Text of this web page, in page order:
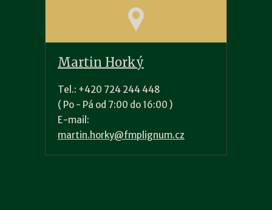
Martin Horký
Tel.: +420 724 244 448
( Po - Pá od 7:00 do 16:00 )
E-mail:
martin.horky@fmplignum.cz